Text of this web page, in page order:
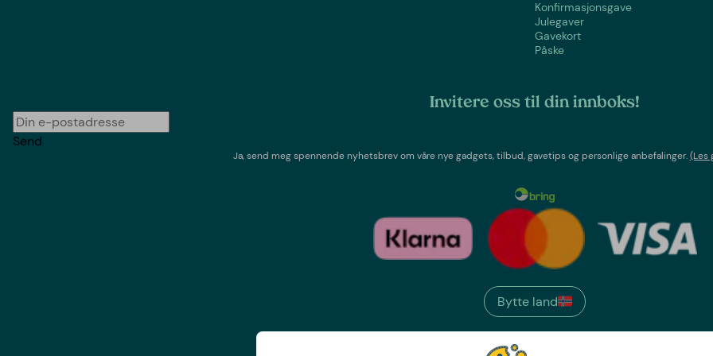
Konfirmasjonsgave
Julegaver
Gavekort
Påske
Invitere oss til din innboks!
Send
Ja, send meg spennende nyhetsbrev om våre nye gadgets, tilbud, gavetips og personlige anbefalinger.(Les
Bytte land